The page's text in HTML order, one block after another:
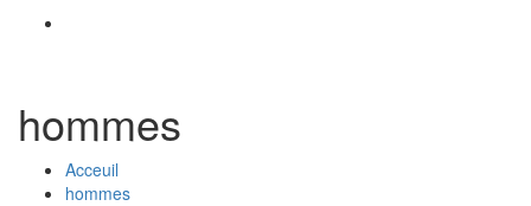
hommes
Acceuil
hommes